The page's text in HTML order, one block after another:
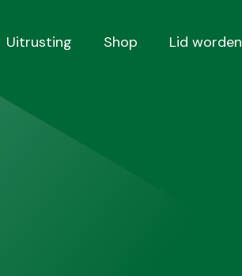
Uitrusting Shop Lid worden